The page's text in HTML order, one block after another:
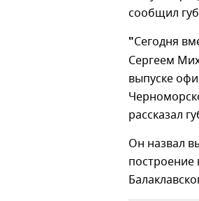
сообщил
"Сегодня
Сергеем
выпуске
рассказал
Он назвал